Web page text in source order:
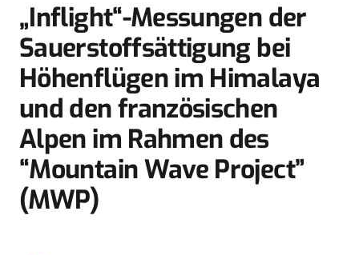
„Inflight“-Messungen der
Sauerstoffsättigung bei
Höhenflügen im Himalaya
und den französischen
Alpen im Rahmen des
“Mountain Wave Project”
(MWP)